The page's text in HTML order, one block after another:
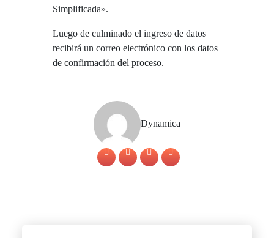
Simplificada».
Luego de culminado el ingreso de datos
recibirá un correo electrónico con los datos
de confirmación del proceso.
Dynamica